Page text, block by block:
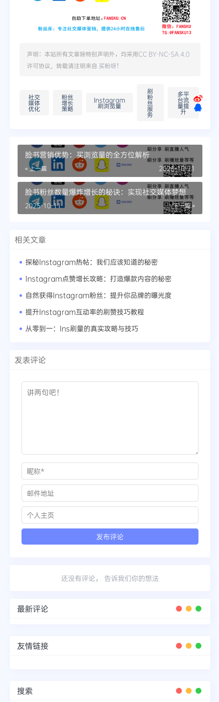
声明：本站所有文章除特别声明外，均采用CC BY-NC-SA 4.0
许可协议。转载请注明来自 买粉呀！
社交
媒体
优化
粉丝
增长
策略
Instagram
刷浏览量
刷
粉
丝
服
务
多平
台流
量提
升
脸书营销优势：买浏览量的全方位解析
« 上一篇 2025-10-11
脸书粉丝数量爆炸增长的秘诀：实现社交媒体梦想
下一篇 »
2025-10-11
相关文章
探秘Instagram热帖：我们应该知道的秘密
Instagram点赞增长攻略：打造爆款内容的秘密
自然获得Instagram粉丝：提升你品牌的曝光度
提升Instagram互动率的刷赞技巧教程
从零到一：Ins刷量的真实攻略与技巧
发表评论
还没有评论， 告诉我们你的想法
最新评论
友情链接
搜索